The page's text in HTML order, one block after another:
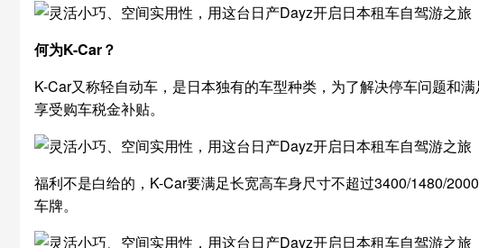
何为K-Car？
K-Car又称轻自动车，是日本独有的车型种类，为了解决停车问题和
享受购车税金补贴。
福利不是白给的，K-Car要满足长宽高车身尺寸不超过3400/1480/
车牌。